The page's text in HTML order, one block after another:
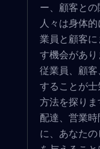
ー、顧客との
人々は身体
業員と顧客
す機会があり
従業員、顧
することが
方法を探り
配達、営業
に、あなた